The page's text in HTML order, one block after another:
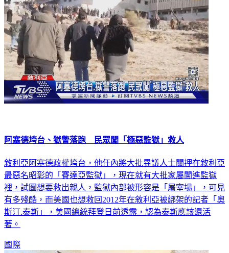
阿塞德垮台、獄警落跑 民眾闖「極惡監獄」救人
敘利亞阿塞德政權垮台，他任內將大批異議人士關押在敘利亞
最惡名昭彰的「賽達亞監獄」，現在就有大批家屬闖進監獄
裡，試圖想要救出親人，監獄內部被形容是「屠宰場」，可見
有多殘酷，而美國也想救回2012年在敘利亞被綁架的記者「奧
斯汀.泰斯」，美國總統拜登日前透露，認為泰斯應該還活
著。
國際